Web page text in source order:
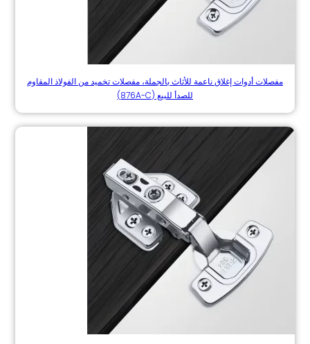
مفصلات أدوات إغلاق ناعمة للأثاث بالجملة، مفصلات تخميد من الفولاذ المقاوم
للصدأ للبيع (876A-C)